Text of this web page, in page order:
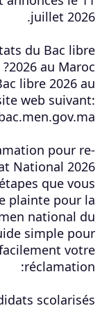
juillet 2026.
du Bac libre
2026 au Maroc?
libre 2026 au
web suivant:
pour re-
National 2026
que vous
plainte pour la
national du
simple pour
votre
réclamation:
scolarisés: